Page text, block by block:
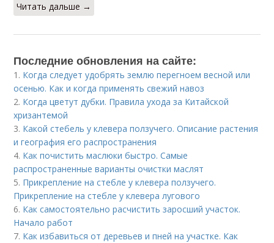
Читать дальше →
Последние обновления на сайте:
1. Когда следует удобрять землю перегноем весной или
осенью. Как и когда применять свежий навоз
2. Когда цветут дубки. Правила ухода за Китайской
хризантемой
3. Какой стебель у клевера ползучего. Описание растения
и география его распространения
4. Как почистить маслюки быстро. Самые
распространенные варианты очистки маслят
5. Прикрепление на стебле у клевера ползучего.
Прикрепление на стебле у клевера лугового
6. Как самостоятельно расчистить заросший участок.
Начало работ
7. Как избавиться от деревьев и пней на участке. Как